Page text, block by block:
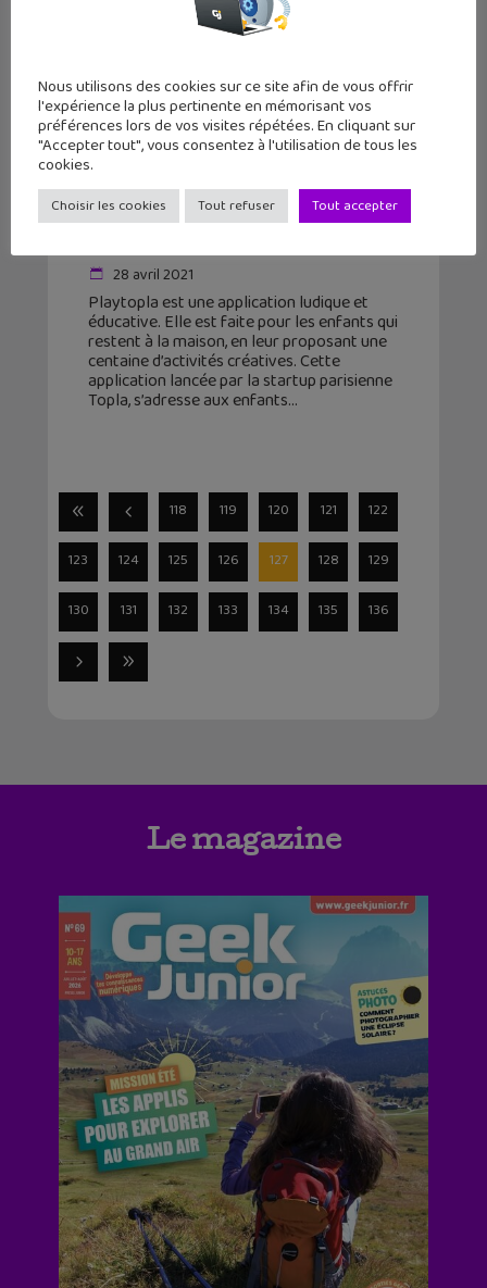
Playtopla, l’application pour
apprendre en s’amusant et créer de
28 avril 2021
Playtopla est une application ludique et
éducative. Elle est faite pour les enfants qui
restent à la maison, en leur proposant une
centaine d’activités créatives. Cette
application lancée par la startup parisienne
Topla, s’adresse aux enfants
118 119 120 121 122
123 124 125 126 127 128 129
130 131 132 133 134 135 136
Le magazine
Nous utilisons des cookies sur ce site afin de vous offrir
l'expérience la plus pertinente en mémorisant vos
préférences lors de vos visites répétées. En cliquant sur
"Accepter tout", vous consentez à l'utilisation de tous les
cookies.
Choisir les cookies Tout refuser Tout accepter